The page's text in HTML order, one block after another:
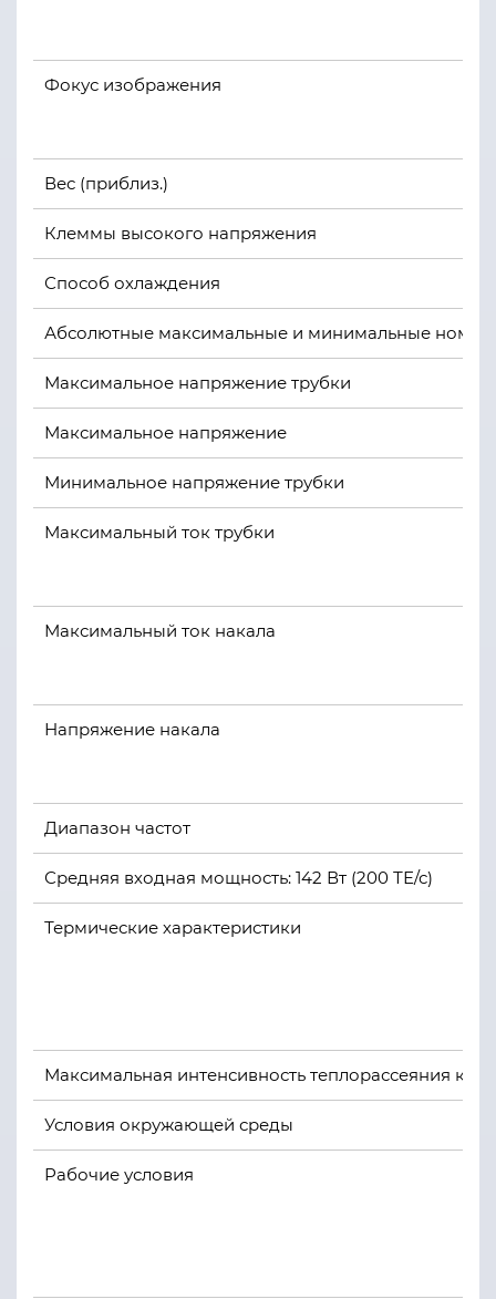
Фокус изображения
Вес (приблиз.)
Клеммы высокого напряжения
Способ охлаждения
Абсолютные максимальные и минимальные
Максимальное напряжение трубки
Максимальное напряжение
Минимальное напряжение трубки
Максимальный ток трубки
Максимальный ток накала
Напряжение накала
Диапазон частот
Средняя входная мощность: 142 Вт (200 ТЕ/с)
Термические характеристики
Максимальная интенсивность теплорассеяния
Условия окружающей среды
Рабочие условия